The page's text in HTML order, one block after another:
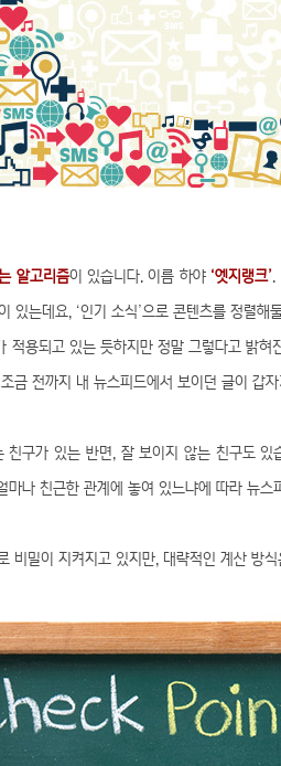
알고리즘이 있습니다. 이름 하야 ‘엣지랭크’
있는데요, ‘인기 소식’으로 콘텐츠를 정렬
적용되고 있는 듯하지만 정말 그렇다고 밝
금 전까지 내 뉴스피드에서 보이던 글이 갑
친구가 있는 반면, 잘 보이지 않는 친구도
나 친근한 관계에 놓여 있느냐에 따라 뉴
비밀이 지켜지고 있지만, 대략적인 계산 방식